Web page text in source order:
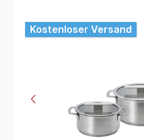
Bildergalerie überspringen
Kostenloser Versand